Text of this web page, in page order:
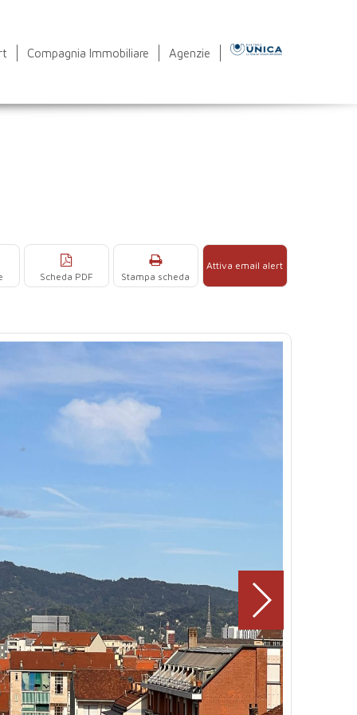
Compagnia Immobiliare Agenzie
Attiva email alert
Stampa scheda
Scheda PDF